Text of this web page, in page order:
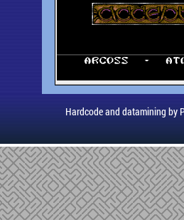
Hardcode and datamining by